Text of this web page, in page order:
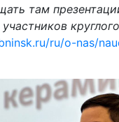
там
ru/o-nas/